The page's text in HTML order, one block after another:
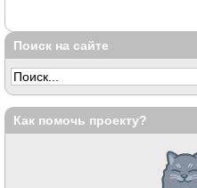
Поиск на сайте
Как помочь проекту?